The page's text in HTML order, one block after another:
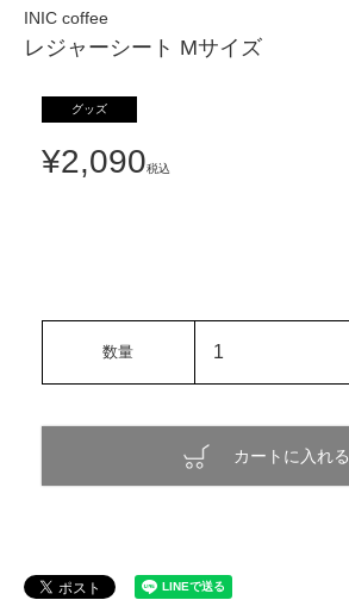
INIC coffee
レジャーシート Mサイズ
グッズ
¥2,090税込
カートに入れる